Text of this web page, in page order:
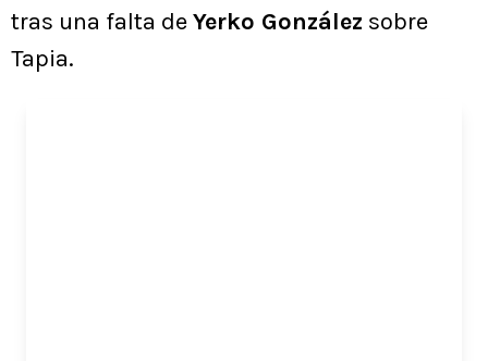
tras una falta deYerko González sobre
Tapia.